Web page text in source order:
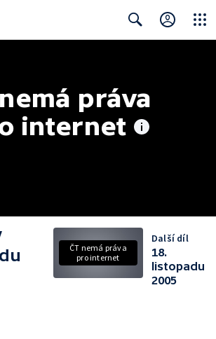
práva
internet
ČT nemá práva
pro internet
Další díl
18.
listopadu
2005